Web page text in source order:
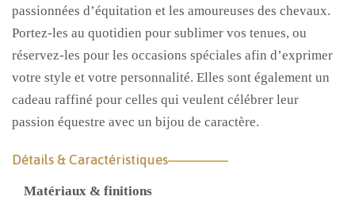
passionnées d’équitation et les amoureuses des chevaux.
Portez-les au quotidien pour sublimer vos tenues, ou
réservez-les pour les occasions spéciales afin d’exprimer
votre style et votre personnalité. Elles sont également un
cadeau raffiné pour celles qui veulent célébrer leur
passion équestre avec un bijou de caractère.
Détails & Caractéristiques
Matériaux & finitions